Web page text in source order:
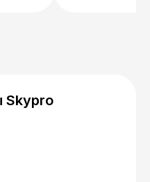
Skypro